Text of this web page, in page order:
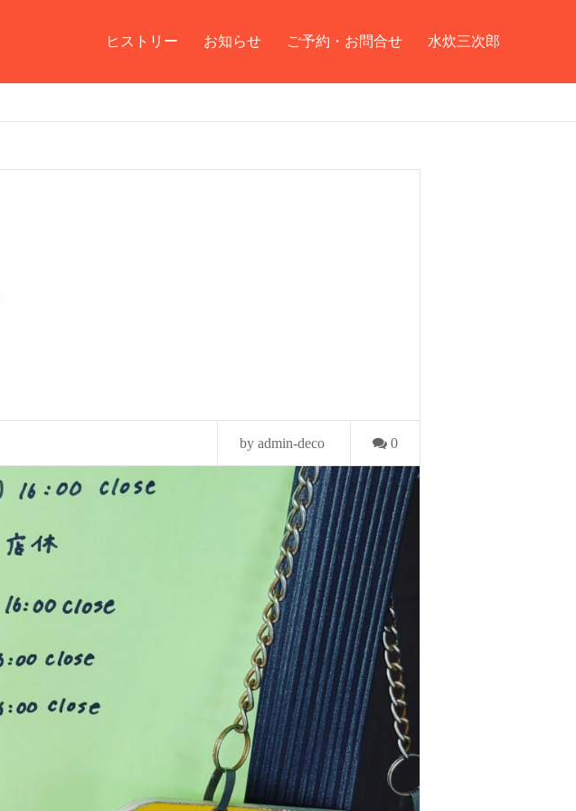
ヒストリー お知らせ ご予約・お問合せ 水炊三次郎
by admin-deco 0